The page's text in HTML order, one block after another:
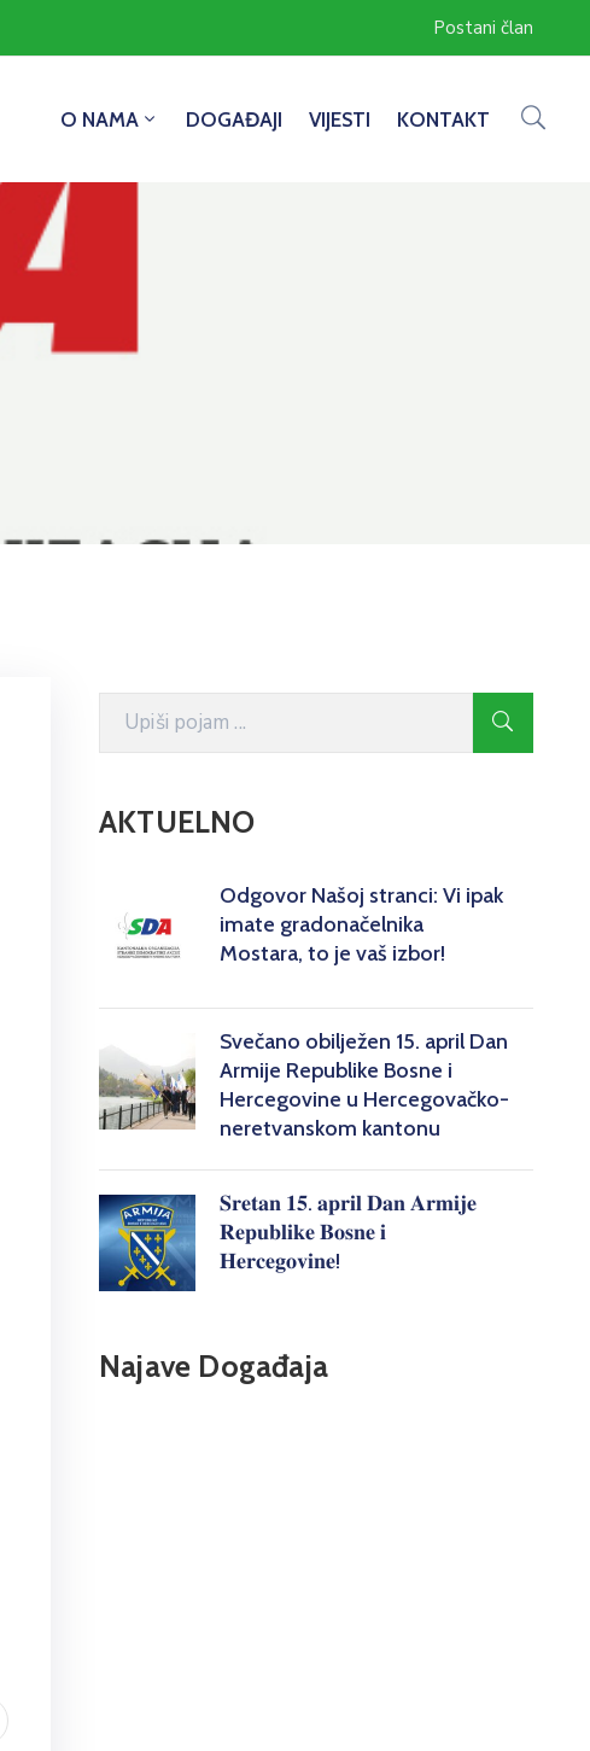
Postani član
O NAMA DOGAĐAJI VIJESTI KONTAKT
AKTUELNO
Odgovor Našoj stranci: Vi ipak
imate gradonačelnika
Mostara, to je vaš izbor!
Svečano obilježen 15. april Dan
Armije Republike Bosne i
Hercegovine u Hercegovačko-
neretvanskom kantonu
𝐒𝐫𝐞𝐭𝐚𝐧 𝟏𝟓. 𝐚𝐩𝐫𝐢𝐥 𝐃𝐚𝐧 𝐀𝐫𝐦𝐢𝐣𝐞
𝐑𝐞𝐩𝐮𝐛𝐥𝐢𝐤𝐞 𝐁𝐨𝐬𝐧𝐞 𝐢
𝐇𝐞𝐫𝐜𝐞𝐠𝐨𝐯𝐢𝐧𝐞!
Najave Događaja